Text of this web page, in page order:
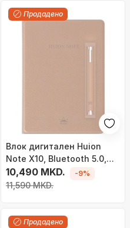
Продадено
Bлок дигитален Huion
Note X10, Bluetooth 5.0,
8192 нивоа на притисок,
црн
10,490 MKD.
11,590 MKD.
-9%
Продадено